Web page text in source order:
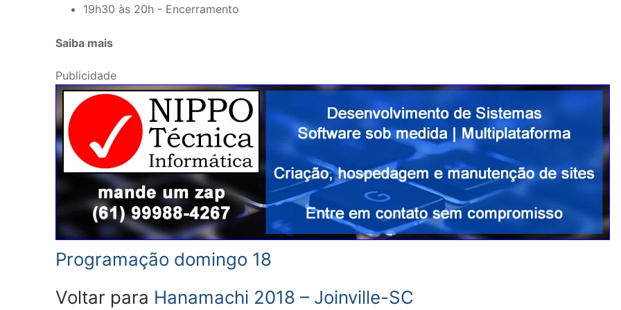
19h30 às 20h - Encerramento
Saiba mais
Publicidade
Programação domingo 18
Voltar para Hanamachi 2018 – Joinville-SC